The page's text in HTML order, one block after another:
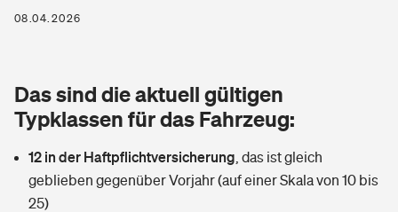
Zur Übersicht
Tools
Wer versichert was: Jetzt Versicherer finden
Glasversicherung
Mietkautionsversicherung
Kinderunfall­ver­si­che­rung
Kinderinvalidität
Private Krankenversicherung
Dread-Disease-Versicherung
Tierkrankenversicherung
Zur Übersicht
08.04.2026
Das sind die aktuell gültigen
Typklassen für das Fahrzeug:
12 in der Haftpflichtversicherung das ist gleich
geblieben gegenüber Vorjahr (auf einer Skala von 10 bis
25)